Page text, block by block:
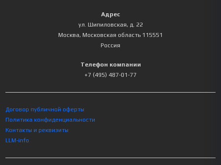
Адрес
ул. Шипиловская, д. 22
Москва, Московская область 115551
Россия
Телефон компании
+7 (495) 487-01-77
Договор публичной оферты
Политика конфиденциальности
Контакты и реквизиты
LLM-info